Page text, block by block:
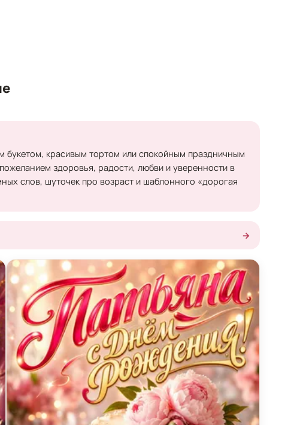
красивым тортом или спокойным праздничным
здоровья, радости, любви и уверенности в
слов, шуточек про возраст и шаблонного «дорогая
→